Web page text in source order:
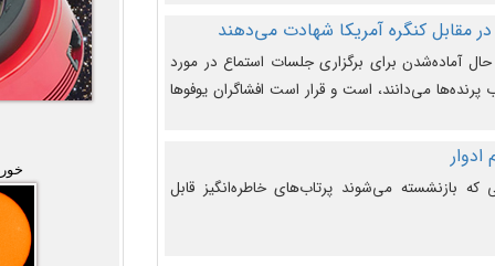
مقابل کنگره آمریکا شهادت می‌دهند
آماده‌شدن برای برگزاری جلسات استماع در مورد
می‌دانند، است و قرار است افشاگران یوفوها
بازنشسته می‌شوند پرتاب‌های خاطره‌انگیز قابل